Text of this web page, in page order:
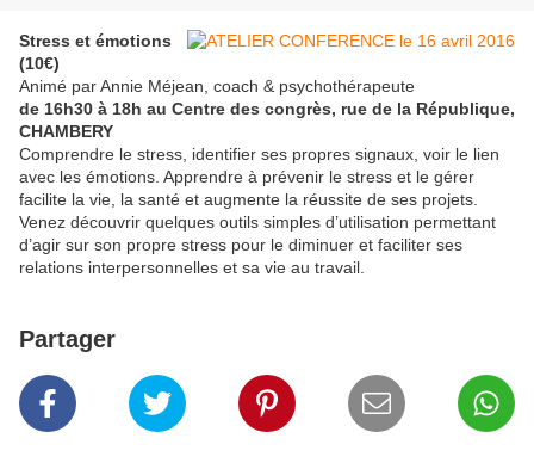
Stress et émotions
(10€)
Animé par Annie Méjean, coach & psychothérapeute
de 16h30 à 18h au Centre des congrès, rue de la République,
CHAMBERY
Comprendre le stress, identifier ses propres signaux, voir le lien
avec les émotions. Apprendre à prévenir le stress et le gérer
facilite la vie, la santé et augmente la réussite de ses projets.
Venez découvrir quelques outils simples d’utilisation permettant
d’agir sur son propre stress pour le diminuer et faciliter ses
relations interpersonnelles et sa vie au travail.
Partager